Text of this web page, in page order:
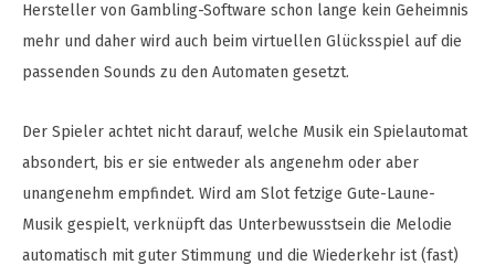
Hersteller von Gambling-Software schon lange kein Geheimnis
mehr und daher wird auch beim virtuellen Glücksspiel auf die
passenden Sounds zu den Automaten gesetzt.
Der Spieler achtet nicht darauf, welche Musik ein Spielautomat
absondert, bis er sie entweder als angenehm oder aber
unangenehm empfindet. Wird am Slot fetzige Gute-Laune-
Musik gespielt, verknüpft das Unterbewusstsein die Melodie
automatisch mit guter Stimmung und die Wiederkehr ist (fast)